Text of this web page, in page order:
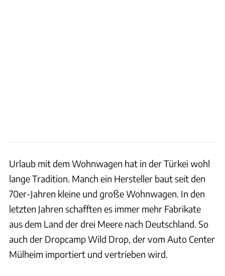
Urlaub mit dem Wohnwagen hat in der Türkei wohl
lange Tradition. Manch ein Hersteller baut seit den
70er-Jahren kleine und große Wohnwagen. In den
letzten Jahren schafften es immer mehr Fabrikate
aus dem Land der drei Meere nach Deutschland. So
auch der Dropcamp Wild Drop, der vom Auto Center
Mülheim importiert und vertrieben wird.